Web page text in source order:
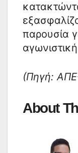
παρουσία
(Πηγή:
About